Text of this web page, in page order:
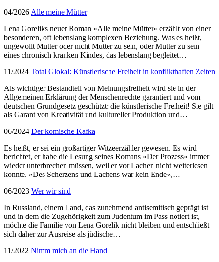
04/2026 Alle meine Mütter
Lena Goreliks neuer Roman »Alle meine Mütter« erzählt von einer
besonderen, oft lebenslang komplexen Beziehung. Was es heißt,
ungewollt Mutter oder nicht Mutter zu sein, oder Mutter zu sein
eines chronisch kranken Kindes, das lebenslang begleitet…
11/2024 Total Glokal: Künstlerische Freiheit in konflikthaften Zeiten
Als wichtiger Bestandteil von Meinungsfreiheit wird sie in der
Allgemeinen Erklärung der Menschenrechte garantiert und vom
deutschen Grundgesetz geschützt: die künstlerische Freiheit! Sie gilt
als Garant von Kreativität und kultureller Produktion und…
06/2024 Der komische Kafka
Es heißt, er sei ein großartiger Witzeerzähler gewesen. Es wird
berichtet, er habe die Lesung seines Romans »Der Prozess« immer
wieder unterbrechen müssen, weil er vor Lachen nicht weiterlesen
konnte. »Des Scherzens und Lachens war kein Ende«,…
06/2023 Wer wir sind
In Russland, einem Land, das zunehmend antisemitisch geprägt ist
und in dem die Zugehörigkeit zum Judentum im Pass notiert ist,
möchte die Familie von Lena Gorelik nicht bleiben und entschließt
sich daher zur Ausreise als jüdische…
11/2022 Nimm mich an die Hand